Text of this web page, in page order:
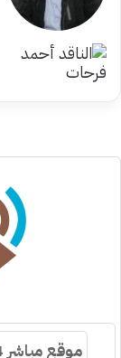
موقع مباشر 24